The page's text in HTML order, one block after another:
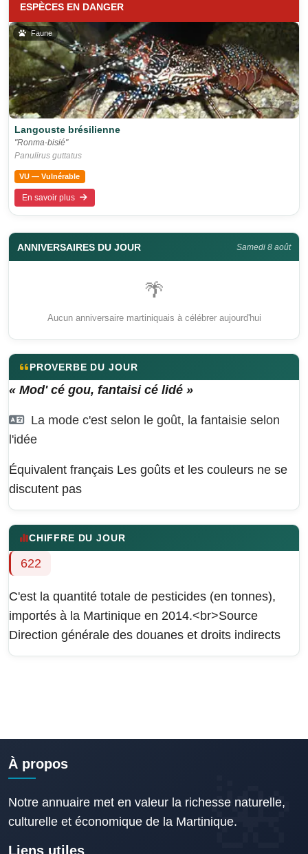
ESPÈCES EN DANGER
Faune
Langouste brésilienne
"Ronma-bisié"
Panulirus guttatus
VU — Vulnérable
En savoir plus
ANNIVERSAIRES DU JOUR Samedi 8 août
🌴
Aucun anniversaire martiniquais à célébrer aujourd'hui
PROVERBE DU JOUR
« Mod' cé gou, fantaisi cé lidé »
La mode c'est selon le goût, la fantaisie selon
l'idée
Équivalent français Les goûts et les couleurs ne se
discutent pas
CHIFFRE DU JOUR
622
C'est la quantité totale de pesticides (en tonnes),
importés à la Martinique en 2014.<br>Source
Direction générale des douanes et droits indirects
À propos
Notre annuaire met en valeur la richesse naturelle,
culturelle et économique de la Martinique.
Liens utiles